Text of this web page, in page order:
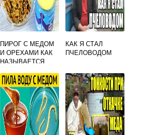
ПИРОГ С МЕДОМ
И ОРЕХАМИ КАК
НАЗЫВАЕТСЯ
КАК Я СТАЛ
ПЧЕЛОВОДОМ